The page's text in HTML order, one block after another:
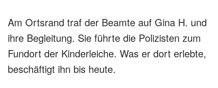
Am Ortsrand traf der Beamte auf Gina H. und
ihre Begleitung. Sie führte die Polizisten zum
Fundort der Kinderleiche. Was er dort erlebte,
beschäftigt ihn bis heute.